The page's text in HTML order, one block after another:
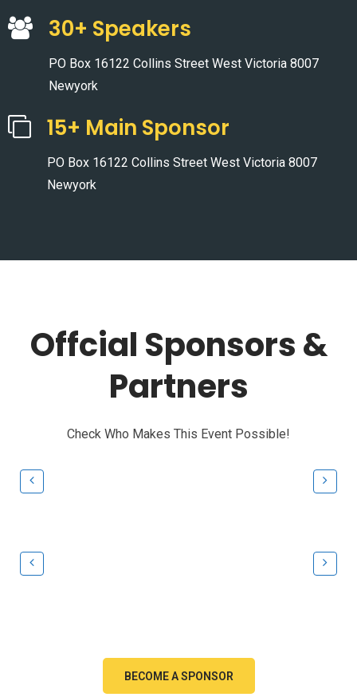
30+ Speakers
PO Box 16122 Collins Street West Victoria 8007
Newyork
15+ Main Sponsor
PO Box 16122 Collins Street West Victoria 8007
Newyork
Offcial Sponsors &
Partners
Check Who Makes This Event Possible!
BECOME A SPONSOR